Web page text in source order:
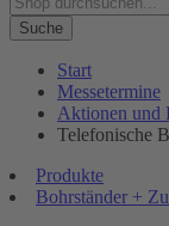
Suche
Start
Messetermine
Aktionen und
Telefonische
Produkte
Bohrständer +